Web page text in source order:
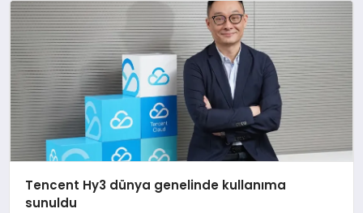
Tencent Hy3 dünya genelinde kullanıma
sunuldu